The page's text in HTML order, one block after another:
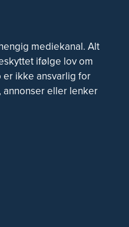
mediekanal. Alt
ifølge lov om
er ikke ansvarlig for
annonser eller lenker